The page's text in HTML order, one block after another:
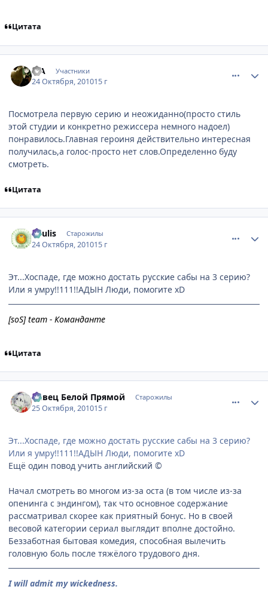
Цитата
3-A Участники
24 Октября, 201015 г
Посмотрела первую серию и неожиданно(просто стиль
этой студии и конкретно режиссера немного надоел)
понравилось.Главная героиня действительно интересная
получилась,а голос-просто нет слов.Определенно буду
смотреть.
Цитата
Soulis Старожилы
24 Октября, 201015 г
Эт...Хоспаде, где можно достать русские сабы на 3 серию?
Или я умру!!111!!АДЫН Люди, помогите хD
[soS] team - Команданте
Цитата
Певец Белой Прямой Старожилы
25 Октября, 201015 г
Эт...Хоспаде, где можно достать русские сабы на 3 серию?
Или я умру!!111!!АДЫН Люди, помогите хD
Ещё один повод учить английский ©
Начал смотреть во многом из-за оста (в том числе из-за
опенинга с эндингом), так что основное содержание
рассматривал скорее как приятный бонус. Но в своей
весовой категории сериал выглядит вполне достойно.
Беззаботная бытовая комедия, способная вылечить
головную боль после тяжёлого трудового дня.
I will admit my wickedness.